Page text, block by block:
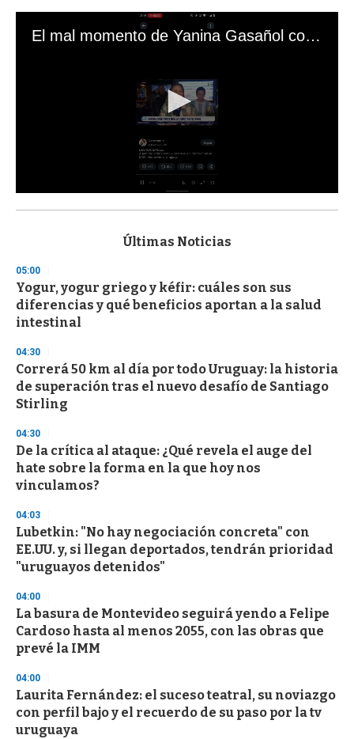
El mal momento de Yanina Gasañol con un hincha argentino en "Subrayado"
s
d
s
o
f
3
s
e
c
o
n
Últimas Noticias
05:00
Yogur, yogur griego y kéfir: cuáles son sus
diferencias y qué beneficios aportan a la salud
intestinal
04:30
Correrá 50 km al día por todo Uruguay: la historia
de superación tras el nuevo desafío de Santiago
Stirling
04:30
De la crítica al ataque: ¿Qué revela el auge del
hate sobre la forma en la que hoy nos
vinculamos?
04:03
Lubetkin: "No hay negociación concreta" con
EE.UU. y, si llegan deportados, tendrán prioridad
"uruguayos detenidos"
04:00
La basura de Montevideo seguirá yendo a Felipe
Cardoso hasta al menos 2055, con las obras que
prevé la IMM
04:00
Laurita Fernández: el suceso teatral, su noviazgo
con perfil bajo y el recuerdo de su paso por la tv
uruguaya